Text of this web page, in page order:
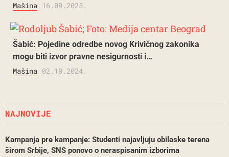
Mašina 16.09.2025.
Šabić: Pojedine odredbe novog Krivičnog zakonika
mogu biti izvor pravne nesigurnosti i…
Mašina 02.10.2024.
NAJNOVIJE
Kampanja pre kampanje: Studenti najavljuju obilaske terena
širom Srbije, SNS ponovo o neraspisanim izborima